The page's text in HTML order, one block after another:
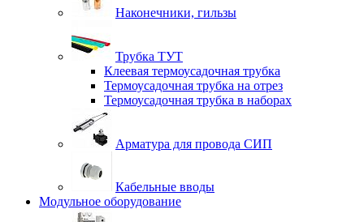
Наконечники, гильзы
Трубка ТУТ
Клеевая термоусадочная трубка
Термоусадочная трубка на отрез
Термоусадочная трубка в наборах
Арматура для провода СИП
Кабельные вводы
Модульное оборудование